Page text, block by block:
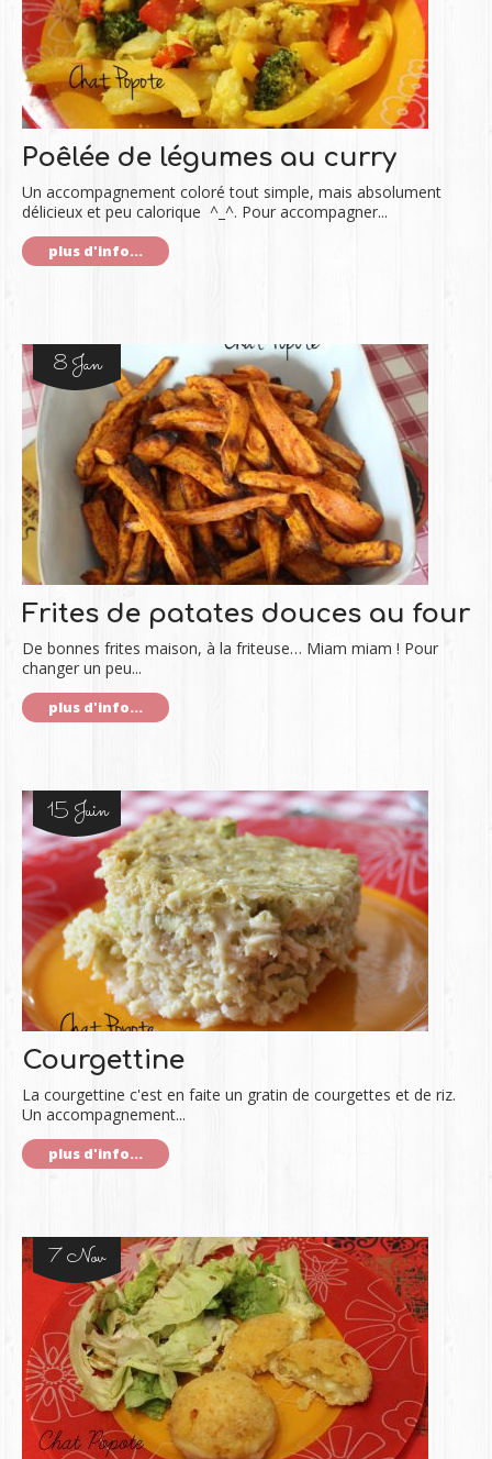
Poêlée de légumes au curry
Un accompagnement coloré tout simple, mais absolument
délicieux et peu calorique ^_^. Pour accompagner...
plus d'info...
8 Jan
Frites de patates douces au four
De bonnes frites maison, à la friteuse… Miam miam ! Pour
changer un peu...
plus d'info...
15 Juin
Courgettine
La courgettine c'est en faite un gratin de courgettes et de riz.
Un accompagnement...
plus d'info...
7 Nov